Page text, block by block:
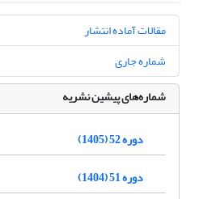
مقالات آماده انتشار
شماره جاری
شماره‌های پیشین نشریه
دوره 52 (1405)
دوره 51 (1404)